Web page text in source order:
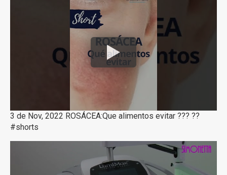
3 de Nov, 2022 ROSÁCEA:Que alimentos evitar ??? ??
#shorts